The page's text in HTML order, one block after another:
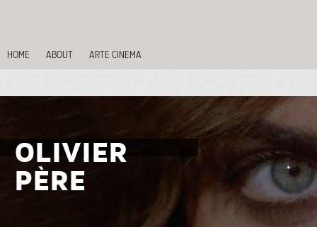
HOME ABOUT ARTE CINEMA
OLIVIER
PÈRE